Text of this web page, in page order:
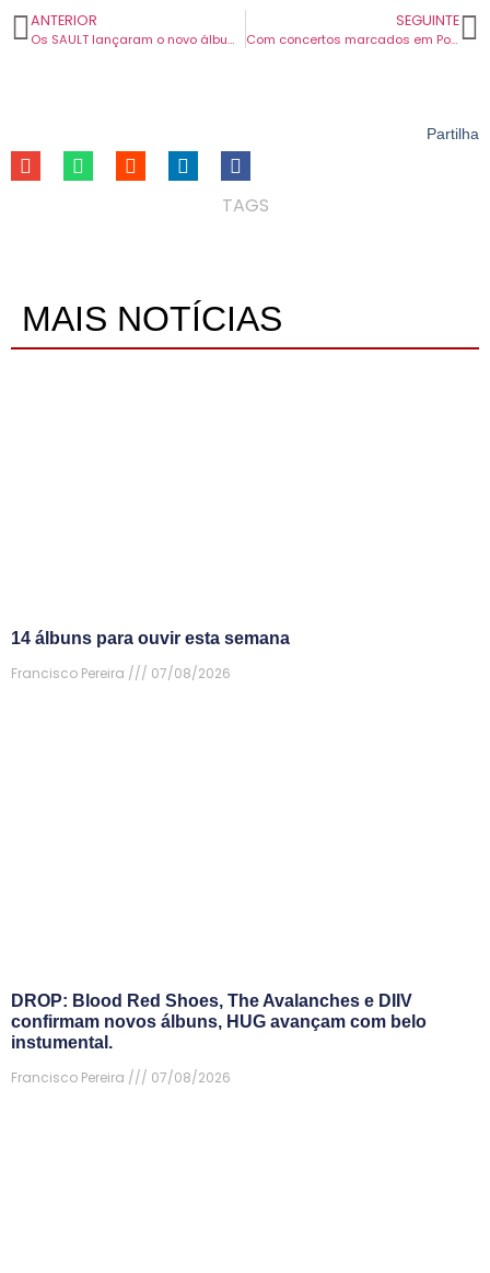
ANTERIOR
Os SAULT lançaram o novo álbum ‘Chapter 1’ na semana passada. É o 13.º da sua carreira.
SEGUINTE
Com concertos marcados em Portugal, Father John Misty apresenta um novo tema, “The Old Law”.
Partilha
TAGS
MAIS NOTÍCIAS
14 álbuns para ouvir esta semana
Francisco Pereira
07/08/2026
DROP: Blood Red Shoes, The Avalanches e DIIV
confirmam novos álbuns, HUG avançam com belo
instumental.
Francisco Pereira
07/08/2026